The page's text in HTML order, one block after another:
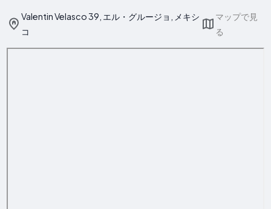
Valentin Velasco 39, エル・グルージョ, メキシ
コ
マップで見
る